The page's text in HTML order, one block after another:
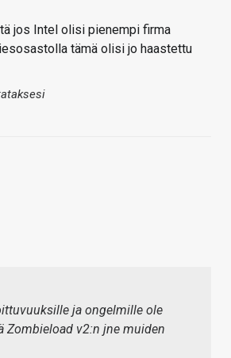
jos Intel olisi pienempi firma
tämä olisi jo haastettu
ja ongelmille ole
Zombieload v2:n jne muiden